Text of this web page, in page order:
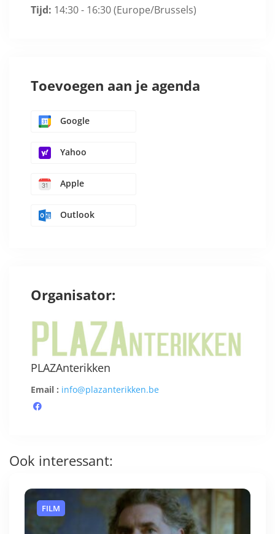
Tijd: 14:30 - 16:30(Europe/Brussels)
Toevoegen aan je agenda
Google
Yahoo
Apple
Outlook
Organisator:
PLAZAnterikken
Email : info@plazanterikken.be
Ook interessant:
FILM